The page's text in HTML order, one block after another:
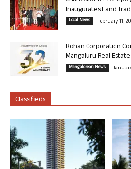
Inaugurates Land
Local News February 11,
Rohan Corporation
Mangaluru Real Estate
Mangalorean News
Classifieds